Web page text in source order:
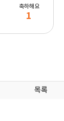
축하해요
1
목록